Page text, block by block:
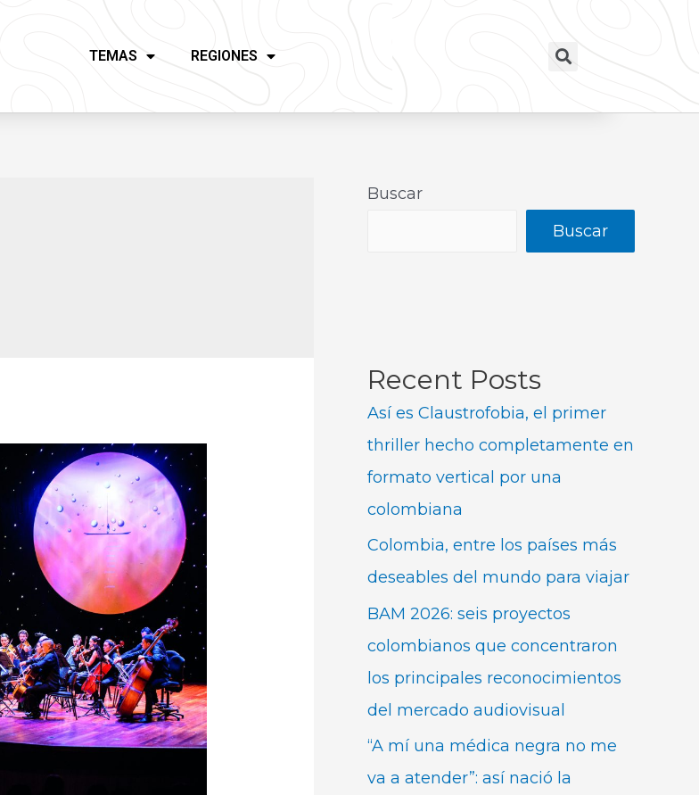
TEMAS REGIONES
Buscar
Buscar
Recent Posts
Así es Claustrofobia, el primer
thriller hecho completamente en
formato vertical por una
colombiana
Colombia, entre los países más
deseables del mundo para viajar
BAM 2026: seis proyectos
colombianos que concentraron
los principales reconocimientos
del mercado audiovisual
“A mí una médica negra no me
va a atender”: así nació la